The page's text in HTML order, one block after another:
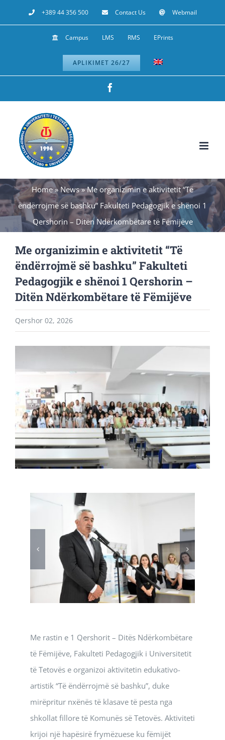
to
+389 44 356 500 Contact Us Webmail
Campus LMS RMS EPrints
APLIKIMET 26/27
Home» News»Me organizimin e aktivitetit “Të
ëndërrojmë së bashku” Fakulteti Pedagogjik e shënoi 1
Qershorin – Ditën Ndërkombëtare të Fëmijëve
Me organizimin e aktivitetit “Të
ëndërrojmë së bashku” Fakulteti
Pedagogjik e shënoi 1 Qershorin –
Ditën Ndërkombëtare të Fëmijëve
Qershor 02, 2026
Larger
Me rastin e 1 Qershorit – Ditës Ndërkombëtare
të Fëmijëve, Fakulteti Pedagogjik i Universitetit
të Tetovës e organizoi aktivitetin edukativo-
artistik “Të ëndërrojmë së bashku”, duke
mirëpritur nxënës të klasave të pesta nga
shkollat fillore të Komunës së Tetovës. Aktiviteti
krijoi një hapësirë frymëzuese ku fëmijët